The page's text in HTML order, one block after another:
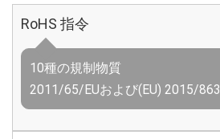
RoHS 指令
10種の規制物質
2011/65/EUおよび(EU) 2015/863